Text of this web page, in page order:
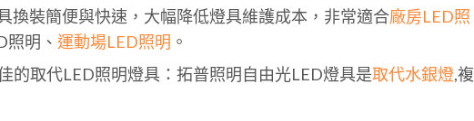
換裝簡便與快速，大幅降低燈具維護成本，非常適合廠房LED照
照明、 運動場LED照明 。
的取代LED照明燈具：拓普照明自由光LED燈具是取代水銀燈,複